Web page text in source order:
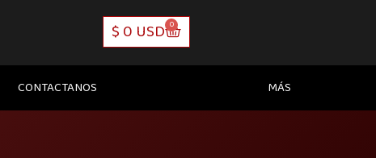
$0 USD 0
CART
CONTACTANOS MÁS